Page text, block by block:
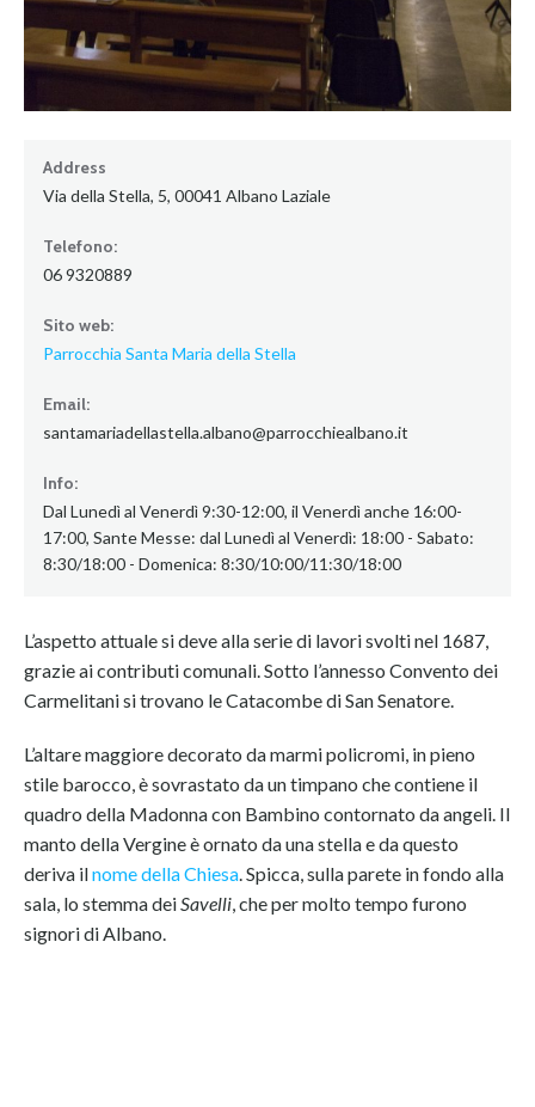
Address
Via della Stella, 5, 00041 Albano Laziale
Telefono:
06 9320889
Sito web:
Parrocchia Santa Maria della Stella
Email:
santamariadellastella.albano@parrocchiealbano.it
Info:
Dal Lunedì al Venerdì 9:30-12:00, il Venerdì anche 16:00-
17:00, Sante Messe: dal Lunedì al Venerdì: 18:00 - Sabato:
8:30/18:00 - Domenica: 8:30/10:00/11:30/18:00
L’aspetto attuale si deve alla serie di lavori svolti nel 1687,
grazie ai contributi comunali. Sotto l’annesso Convento dei
Carmelitani si trovano le Catacombe di San Senatore.
L’altare maggiore decorato da marmi policromi, in pieno
stile barocco, è sovrastato da un timpano che contiene il
quadro della Madonna con Bambino contornato da angeli. Il
manto della Vergine è ornato da una stella e da questo
deriva ilnome della Chiesa. Spicca, sulla parete in fondo alla
sala, lo stemma deiSavelli, che per molto tempo furono
signori di Albano.